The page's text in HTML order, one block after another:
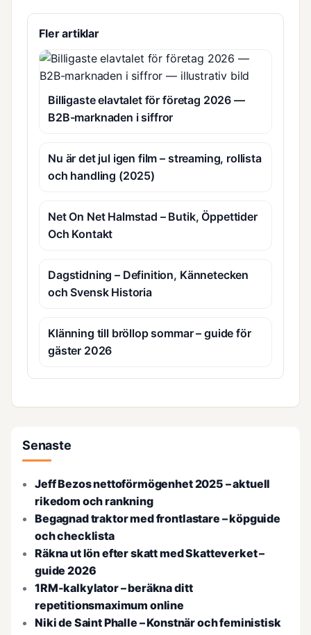
Fler artiklar
Billigaste elavtalet för företag 2026 —
B2B-marknaden i siffror
Nu är det jul igen film – streaming, rollista
och handling (2025)
Net On Net Halmstad – Butik, Öppettider
Och Kontakt
Dagstidning – Definition, Kännetecken
och Svensk Historia
Klänning till bröllop sommar – guide för
gäster 2026
Senaste
Jeff Bezos nettoförmögenhet 2025 – aktuell
rikedom och rankning
Begagnad traktor med frontlastare – köpguide
och checklista
Räkna ut lön efter skatt med Skatteverket –
guide 2026
1RM-kalkylator – beräkna ditt
repetitionsmaximum online
Niki de Saint Phalle – Konstnär och feministisk